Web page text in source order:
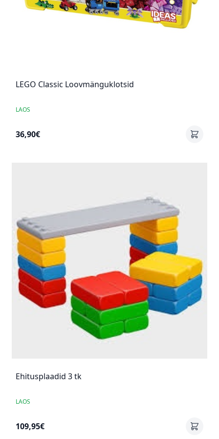
LEGO Classic Loovmänguklotsid
LAOS
36,90€
Ehitusplaadid 3 tk
LAOS
109,95€